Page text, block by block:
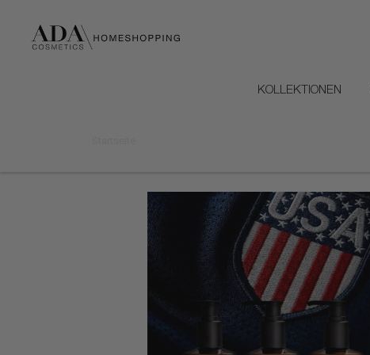
KOLLEKTIONEN